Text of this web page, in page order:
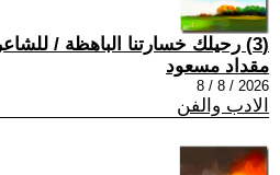
(3) رحيلك خسارتنا الباهظة / للشاعر صبيح عمر
مقداد مسعود
2026 / 8 / 8
الادب والفن